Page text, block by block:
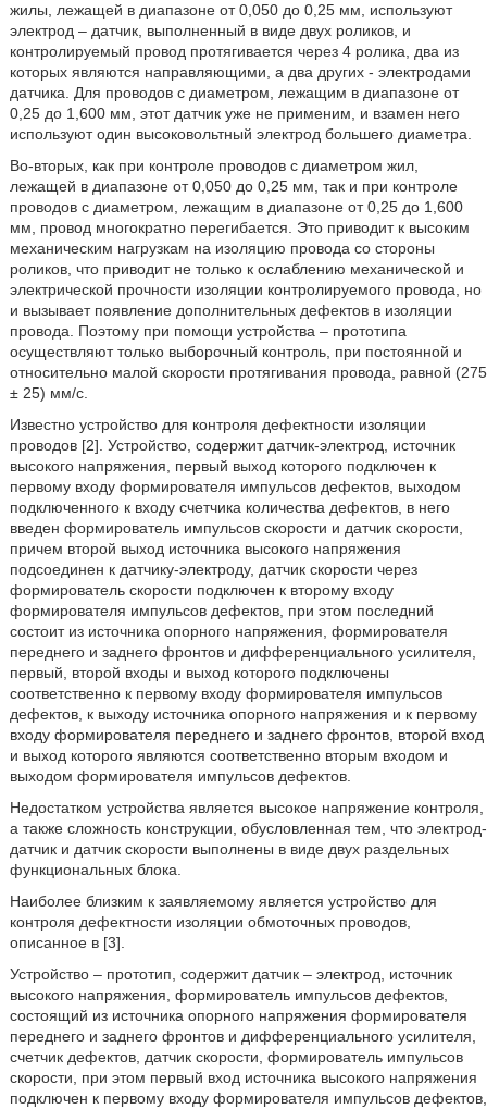
жилы, лежащей в диапазоне от 0,050 до 0,25 мм, используют
электрод – датчик, выполненный в виде двух роликов, и
контролируемый провод протягивается через 4 ролика, два из
которых являются направляющими, а два других - электродами
датчика. Для проводов с диаметром, лежащим в диапазоне от
0,25 до 1,600 мм, этот датчик уже не применим, и взамен него
используют один высоковольтный электрод большего диаметра.
Во-вторых, как при контроле проводов с диаметром жил,
лежащей в диапазоне от 0,050 до 0,25 мм, так и при контроле
проводов с диаметром, лежащим в диапазоне от 0,25 до 1,600
мм, провод многократно перегибается. Это приводит к высоким
механическим нагрузкам на изоляцию провода со стороны
роликов, что приводит не только к ослаблению механической и
электрической прочности изоляции контролируемого провода, но
и вызывает появление дополнительных дефектов в изоляции
провода. Поэтому при помощи устройства – прототипа
осуществляют только выборочный контроль, при постоянной и
относительно малой скорости протягивания провода, равной (275
± 25) мм/с.
Известно устройство для контроля дефектности изоляции
проводов [2]. Устройство, содержит датчик-электрод, источник
высокого напряжения, первый выход которого подключен к
первому входу формирователя импульсов дефектов, выходом
подключенного к входу счетчика количества дефектов, в него
введен формирователь импульсов скорости и датчик скорости,
причем второй выход источника высокого напряжения
подсоединен к датчику-электроду, датчик скорости через
формирователь скорости подключен к второму входу
формирователя импульсов дефектов, при этом последний
состоит из источника опорного напряжения, формирователя
переднего и заднего фронтов и дифференциального усилителя,
первый, второй входы и выход которого подключены
соответственно к первому входу формирователя импульсов
дефектов, к выходу источника опорного напряжения и к первому
входу формирователя переднего и заднего фронтов, второй вход
и выход которого являются соответственно вторым входом и
выходом формирователя импульсов дефектов.
Недостатком устройства является высокое напряжение контроля,
а также сложность конструкции, обусловленная тем, что электрод-
датчик и датчик скорости выполнены в виде двух раздельных
функциональных блока.
Наиболее близким к заявляемому является устройство для
контроля дефектности изоляции обмоточных проводов,
описанное в [3].
Устройство – прототип, содержит датчик – электрод, источник
высокого напряжения, формирователь импульсов дефектов,
состоящий из источника опорного напряжения формирователя
переднего и заднего фронтов и дифференциального усилителя,
счетчик дефектов, датчик скорости, формирователь импульсов
скорости, при этом первый вход источника высокого напряжения
подключен к первому входу формирователя импульсов дефектов,